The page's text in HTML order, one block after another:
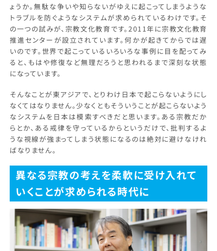
ょうか。無駄な争いや知らないがゆえに起こってしまうような
トラブルを防ぐようなシステムが求められているわけです。そ
の一つの試みが、宗教文化教育です。2011年に宗教文化教育
推進センターが設立されています。何かが起きてからでは遅
いのです。世界で起こっているいろいろな事例に目を配ってみ
ると、もはや修復など無理だろうと思われるまで深刻な状態
になっています。
そんなことが東アジアで、とりわけ日本で起こらないようにし
なくてはなりません。少なくともそういうことが起こらないよう
なシステムを日本は模索すべきだと思います。ある宗教だか
らとか、ある戒律を守っているからというだけで、批判するよ
うな視線が強まってしまう状態になるのは絶対に避けなけれ
ばなりません。
異なる宗教の考えを柔軟に受け入れて
いくことが求められる時代に